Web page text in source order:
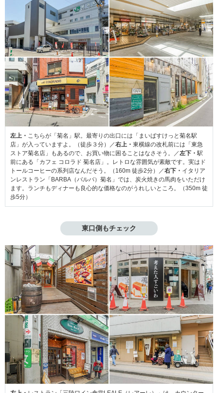
左上・ こちらが「菊名」駅。最寄りの出口には「まいばすけっと菊名駅
店」が入っていますよ。（徒歩３分）／右上・ 東横線の改札前には「東急
ストア菊名店」もあるので、お買い物に困ることはなさそう。／左下・ 駅
前にある「カフェ コロラド 菊名店」。レトロな雰囲気が素敵です。実はド
トールコーヒーの系列店なんだそう。（160m 徒歩2分）／右下・ イタリア
ンレストラン「BARBA（バルバ）菊名」では、炭火焼きの馬肉をいただけ
ます。ランチもディナーも良心的な価格なのがうれしいところ。（350m 徒
歩5分）
東口側もチェック